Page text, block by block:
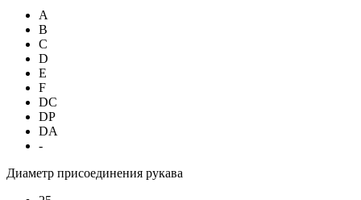
A
B
C
D
E
F
DC
DP
DA
-
Диаметр присоединения рукава